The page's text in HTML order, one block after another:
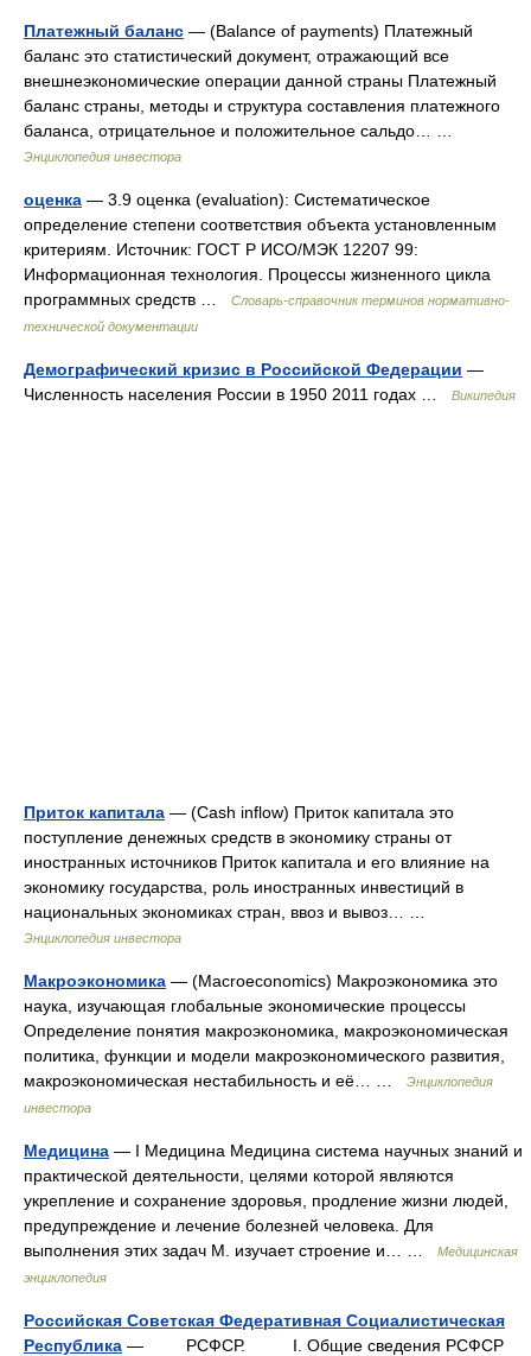
Платежный баланс — (Balance of payments) Платежный
баланс это статистический документ, отражающий все
внешнеэкономические операции данной страны Платежный
баланс страны, методы и структура составления платежного
баланса, отрицательное и положительное сальдо… …
Энциклопедия инвестора
оценка — 3.9 оценка (evaluation): Систематическое
определение степени соответствия объекта установленным
критериям. Источник: ГОСТ Р ИСО/МЭК 12207 99:
Информационная технология. Процессы жизненного цикла
программных средств …
Словарь-справочник терминов нормативно-
технической документации
Демографический кризис в Российской Федерации —
Численность населения России в 1950 2011 годах …
Википедия
Приток капитала — (Cash inflow) Приток капитала это
поступление денежных средств в экономику страны от
иностранных источников Приток капитала и его влияние на
экономику государства, роль иностранных инвестиций в
национальных экономиках стран, ввоз и вывоз… …
Энциклопедия инвестора
Макроэкономика — (Macroeconomics) Макроэкономика это
наука, изучающая глобальные экономические процессы
Определение понятия макроэкономика, макроэкономическая
политика, функции и модели макроэкономического развития,
макроэкономическая нестабильность и её… …
Энциклопедия
инвестора
Медицина — I Медицина Медицина система научных знаний и
практической деятельности, целями которой являются
укрепление и сохранение здоровья, продление жизни людей,
предупреждение и лечение болезней человека. Для
выполнения этих задач М. изучает строение и… …
Медицинская
энциклопедия
Российская Советская Федеративная Социалистическая
Республика — РСФСР. I. Общие сведения РСФСР